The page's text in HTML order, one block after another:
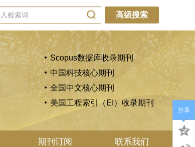
高级搜索
Scopus数据库收录期刊
中国科技核心期刊
全国中文核心期刊
美国工程索引（EI）收录期刊
期刊订阅 联系我们
分享